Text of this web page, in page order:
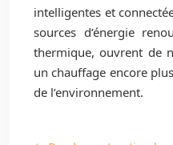
intelligentes et
sources d’énergie
thermique, ouvrent de
un chauffage encore
de l’environnement.